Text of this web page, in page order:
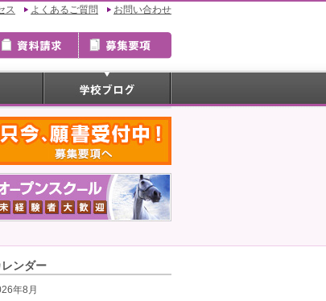
ス よくあるご質問 お問い合わせ
レンダー
年8月